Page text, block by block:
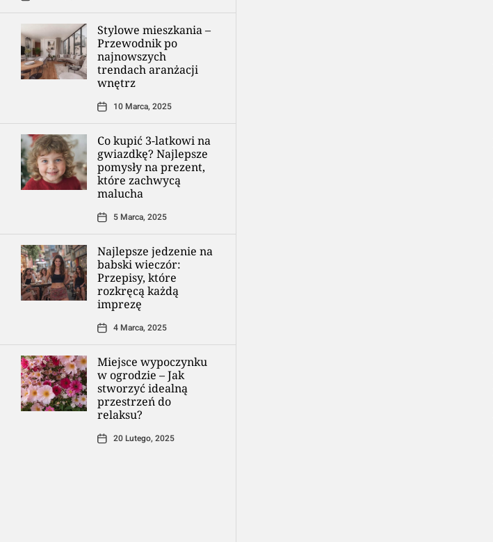
Stylowe mieszkania –
Przewodnik po
najnowszych
trendach aranżacji
wnętrz
10 Marca, 2025
Co kupić 3-latkowi na
gwiazdkę? Najlepsze
pomysły na prezent,
które zachwycą
malucha
5 Marca, 2025
Najlepsze jedzenie na
babski wieczór:
Przepisy, które
rozkręcą każdą
imprezę
4 Marca, 2025
Miejsce wypoczynku
w ogrodzie – Jak
stworzyć idealną
przestrzeń do
relaksu?
20 Lutego, 2025